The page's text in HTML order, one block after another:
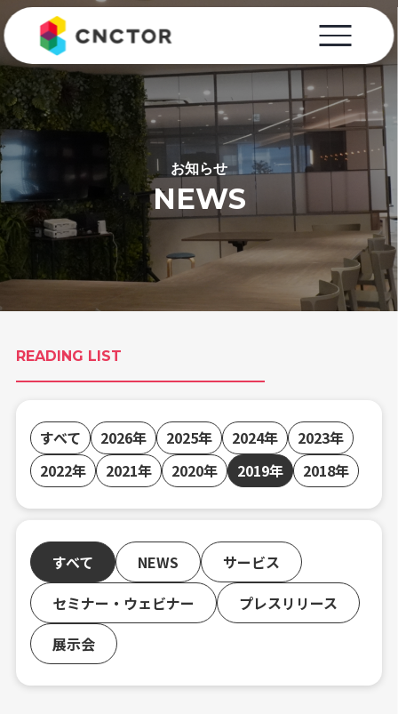
お知らせ
NEWS
READING LIST
すべて 2026年 2025年 2024年
2023年
2022年
2021年 2020年 2019年 2018年
すべて NEWS
サービス
セミナー・ウェビナー
プレスリリース
展示会